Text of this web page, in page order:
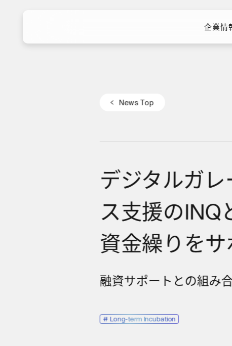
企業情
デジタルガレ
ス支援のINQ
資金繰りをサ
融資サポートとの組み
# Long-term Incubation
News Top